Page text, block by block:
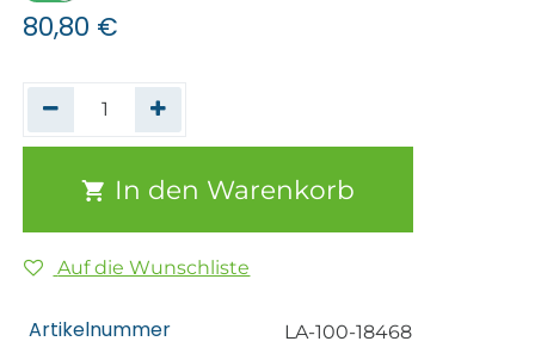
80,80 €
In den Warenkorb
Auf die Wunschliste
Artikelnummer LA-100-18468